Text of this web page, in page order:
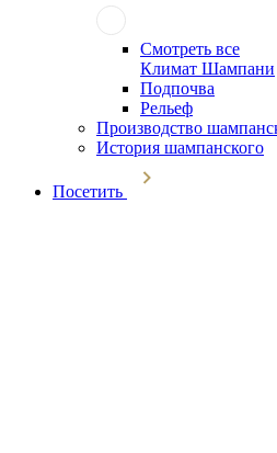
Смотреть все
Климат Шампани
Подпочва
Рельеф
Производство
История шампанского
Посетить